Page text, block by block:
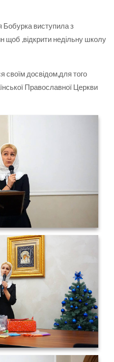
Бобурка виступила з
щоб ,відкрити недільну школу
своїм досвідом,для того
Православної Церкви